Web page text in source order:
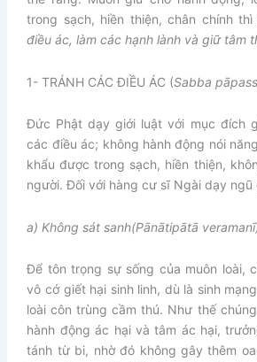
trong sạch, hiền thiện, chân chính thì
điều ác, làm các hạnh lành và giữ tâm
1- TRÁNH CÁC ĐIỀU ÁC (Sabba
Đức Phật dạy giới luật với mục đích
các điều ác; không hành động nói
khẩu được trong sạch, hiền thiện,
người. Đối với hàng cư sĩ Ngài dạy ngũ
a) Không sát sanh(Pānātipātā
Để tôn trọng sự sống của muôn loài,
vô cớ giết hại sinh linh, dù là sinh
loài côn trùng cầm thú. Như thế
hành động ác hại và tâm ác hại,
tánh từ bi, nhờ đó không gây thêm